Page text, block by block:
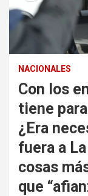
NACIONALES
Con los
tiene
¿Era
fuera a
cosas
que